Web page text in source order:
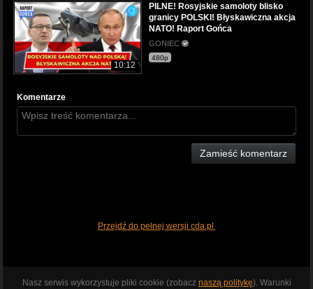
10:12
PILNE! Rosyjskie samoloty blisko
granicy POLSKI! Błyskawiczna akcja
NATO! Raport Gońca
GONIEC
480p
Komentarze
Zamieść komentarz
Przejdź do pełnej wersji cda.pl
Nasz serwis wykorzystuje pliki cookie (zobacz naszą politykę). Warunki